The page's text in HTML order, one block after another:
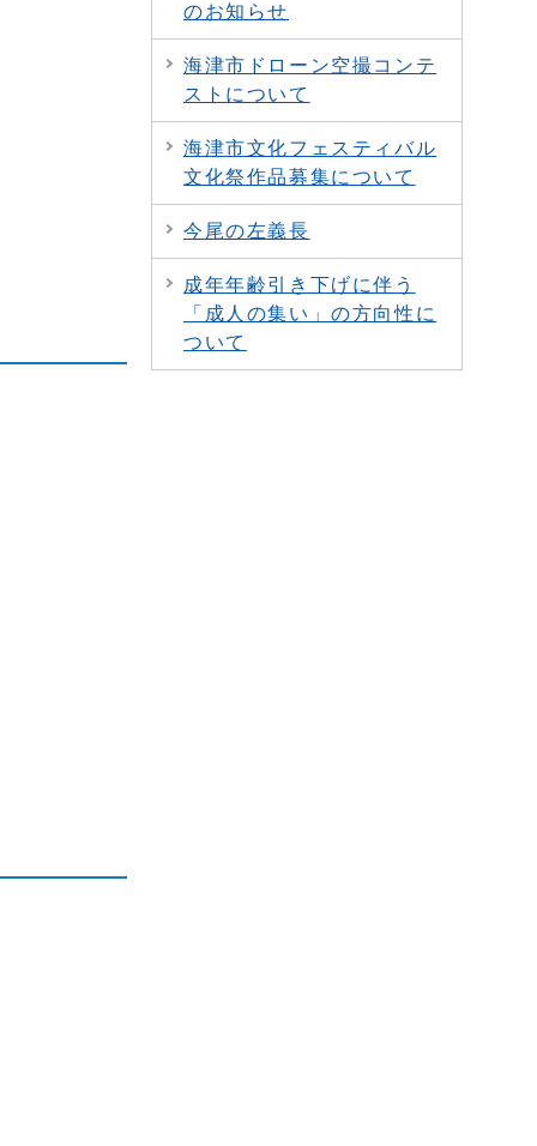
のお知らせ
海津市ドローン空撮コンテ
ストについて
海津市文化フェスティバル
文化祭作品募集について
今尾の左義長
成年年齢引き下げに伴う
「成人の集い」の方向性に
ついて